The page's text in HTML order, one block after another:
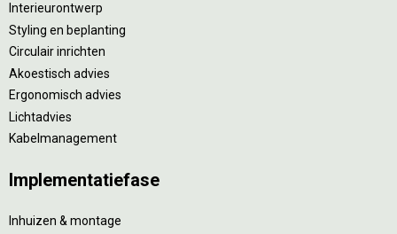
Interieurontwerp
Styling en beplanting
Circulair inrichten
Akoestisch advies
Ergonomisch advies
Lichtadvies
Kabelmanagement
Implementatiefase
Inhuizen & montage